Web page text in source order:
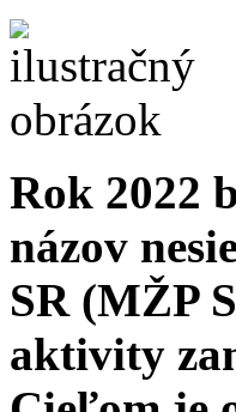
Rok 2022
názov
SR (MŽP
aktivity